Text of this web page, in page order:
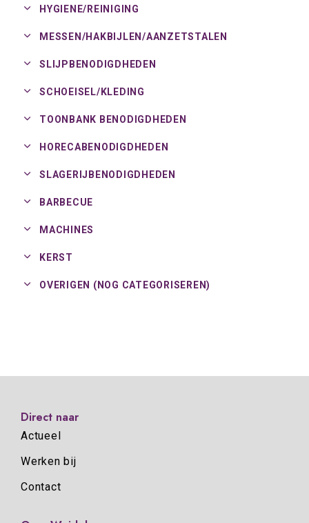
HYGIENE/ REINIGING
MESSEN/HAKBIJLEN/AANZETSTALEN
SLIJPBENODIGDHEDEN
SCHOEISEL/ KLEDING
TOONBANK BENODIGDHEDEN
HORECABENODIGDHEDEN
SLAGERIJBENODIGDHEDEN
BARBECUE
MACHINES
KERST
OVERIGEN (NOG CATEGORISEREN)
Direct naar
Actueel
Werken bij
Contact